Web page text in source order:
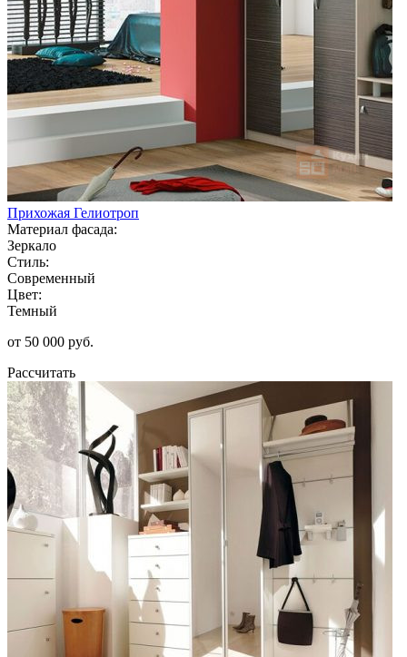
Прихожая Гелиотроп
Материал фасада:
Зеркало
Стиль:
Современный
Цвет:
Темный
от 50 000 руб.
Рассчитать